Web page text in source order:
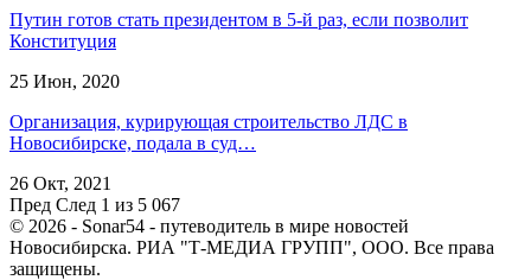
Путин готов стать президентом в 5-й раз, если позволит
Конституция
25 Июн, 2020
Организация, курирующая строительство ЛДС в
Новосибирске, подала в суд…
26 Окт, 2021
Пред След 1 из 5 067
© 2026 - Sonar54 - путеводитель в мире новостей
Новосибирска. РИА "Т-МЕДИА ГРУПП", ООО. Все права
защищены.